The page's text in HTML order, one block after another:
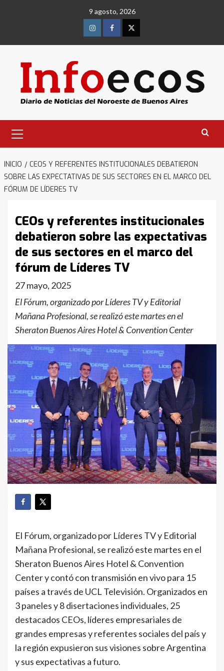
9 agosto, 2026
InstagramFacebookTwitter
primario
INICIO
CEOS Y REFERENTES INSTITUCIONALES DEBATIERON
SOBRE LAS EXPECTATIVAS DE SUS SECTORES EN EL MARCO DEL
FÓRUM DE LÍDERES TV
CEOs y referentes institucionales
debatieron sobre las expectativas
de sus sectores en el marco del
fórum de Líderes TV
27 mayo, 2025
El Fórum, organizado por Líderes TV y Editorial
Mañana Profesional, se realizó este martes en el
Sheraton Buenos Aires Hotel & Convention Center
El Fórum, organizado por Líderes TV y Editorial
Mañana Profesional, se realizó este martes en el
Sheraton Buenos Aires Hotel & Convention
Center y contó con transmisión en vivo para 15
países a través de UCL Televisión. Organizados en
3 paneles y 8 disertaciones individuales, 25
destacados CEOs, líderes empresariales de
grandes empresas y referentes sociales del país y
la región expusieron sus visiones sobre Argentina
y sus expectativas a futuro.